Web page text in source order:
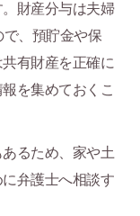
財産分与は夫婦
、預貯金や保
有財産を正確に
を集めておくこ
るため、家や土
弁護士へ相談す